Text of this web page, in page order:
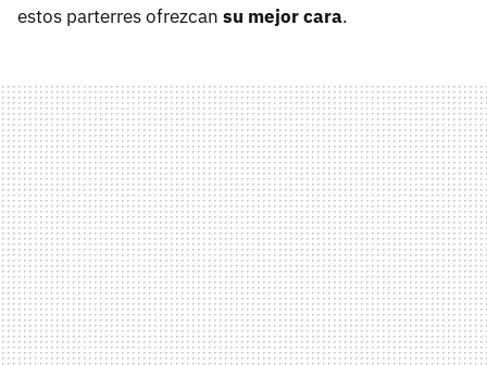
estos parterres ofrezcan su mejor cara.